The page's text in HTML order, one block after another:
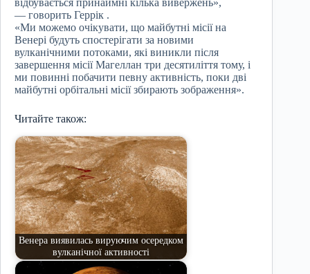
відбувається принаймні кілька вивержень»,
— говорить Геррік .
«Ми можемо очікувати, що майбутні місії на
Венері будуть спостерігати за новими
вулканічними потоками, які виникли після
завершення місії Магеллан три десятиліття тому, і
ми повинні побачити певну активність, поки дві
майбутні орбітальні місії збирають зображення».
Читайте також:
Венера виявилась вируючим осередком
вулканічної активності